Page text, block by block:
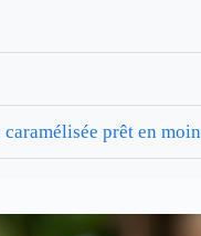
prêt en